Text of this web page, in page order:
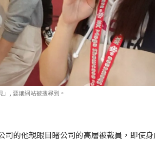
, 要讓網站被搜尋到。
的他親眼目睹公司的高層被裁員，即使